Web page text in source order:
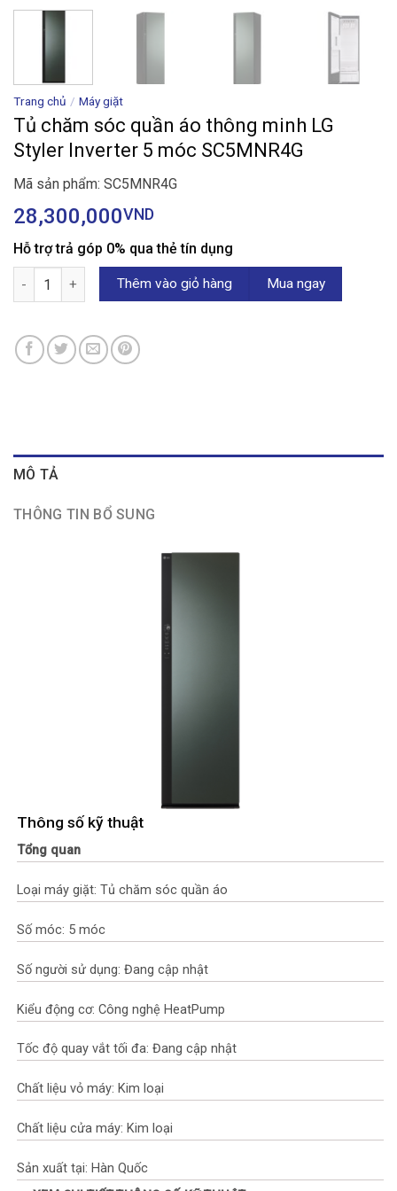
Trang chủ / Máy giặt
Tủ chăm sóc quần áo thông minh LG
Styler Inverter 5 móc SC5MNR4G
Mã sản phẩm: SC5MNR4G
28,300,000VND
Hỗ trợ trả góp 0% qua thẻ tín dụng
Tủ chăm sóc quần áo thông minh LG Styler Inverter 5 móc
Thêm vào giỏ hàng Mua ngay
MÔ TẢ
THÔNG TIN BỔ SUNG
Thông số kỹ thuật
Tổng quan
Loại máy giặt: Tủ chăm sóc quần áo
Số móc: 5 móc
Số người sử dụng: Đang cập nhật
Kiểu động cơ: Công nghệ HeatPump
Tốc độ quay vắt tối đa: Đang cập nhật
Chất liệu vỏ máy: Kim loại
Chất liệu cửa máy: Kim loại
Sản xuất tại: Hàn Quốc